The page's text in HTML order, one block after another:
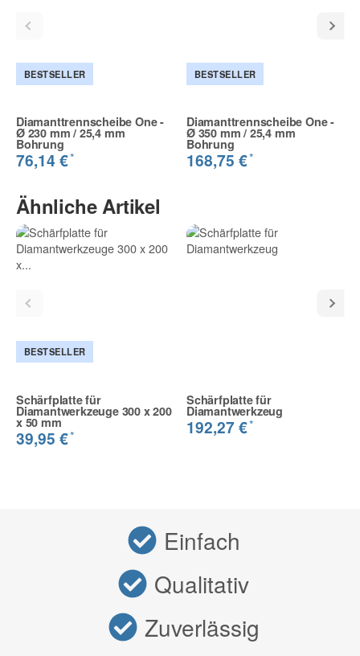
BESTSELLER
Diamanttrennscheibe One -
Ø 230 mm / 25,4 mm
Bohrung
76,14 €*
BESTSELLER
Diamanttrennscheibe One -
Ø 350 mm / 25,4 mm
Bohrung
168,75 €*
Ähnliche Artikel
BESTSELLER
Schärfplatte für
Diamantwerkzeuge 300 x 200
x 50 mm
39,95 €*
Schärfplatte für
Diamantwerkzeug
192,27 €*
Einfach
Qualitativ
Zuverlässig